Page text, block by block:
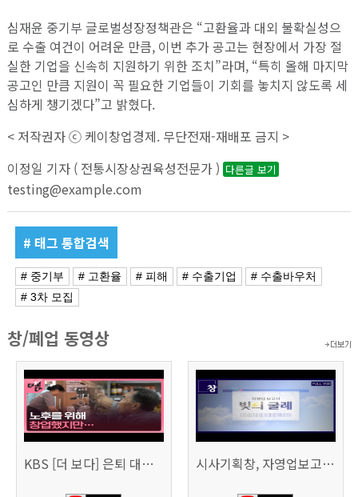
심재윤 중기부 글로벌성장정책관은 “고환율과 대외 불확실성으
로 수출 여건이 어려운 만큼, 이번 추가 공고는 현장에서 가장 절
실한 기업을 신속히 지원하기 위한 조치”라며, “특히 올해 마지막
공고인 만큼 지원이 꼭 필요한 기업들이 기회를 놓치지 않도록 세
심하게 챙기겠다”고 밝혔다.
< 저작권자 ⓒ 케이창업경제. 무단전재-재배포 금지 >
이정일 기자 ( 전통시장상권육성전문가 ) 다른글 보기
testing@example.com
# 태그 통합검색
# 중기부 # 고환율 # 피해 # 수출기업
# 수출바우처
# 3차 모집
창/폐업 동영상
KBS [더 보다] 은퇴 대신 폐업 시사기획창, 자영업보고서 빚의 굴레 507회 (KBS 25.6.10)